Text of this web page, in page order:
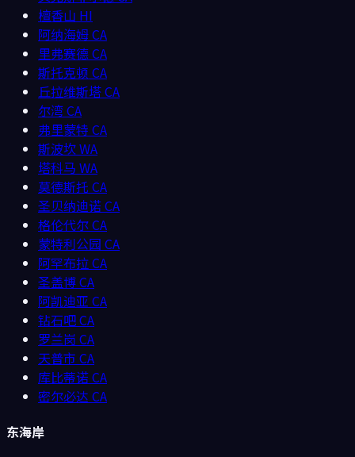
檀香山 HI
阿纳海姆CA
里弗赛德CA
斯托克顿 CA
丘拉维斯塔CA
尔湾CA
弗里蒙特 CA
斯波坎WA
塔科马 WA
莫德斯托 CA
圣贝纳迪诺CA
格伦代尔CA
蒙特利公园 CA
阿罕布拉CA
圣盖博CA
阿凯迪亚 CA
钻石吧CA
罗兰岗 CA
天普市 CA
库比蒂诺CA
密尔必达 CA
东海岸